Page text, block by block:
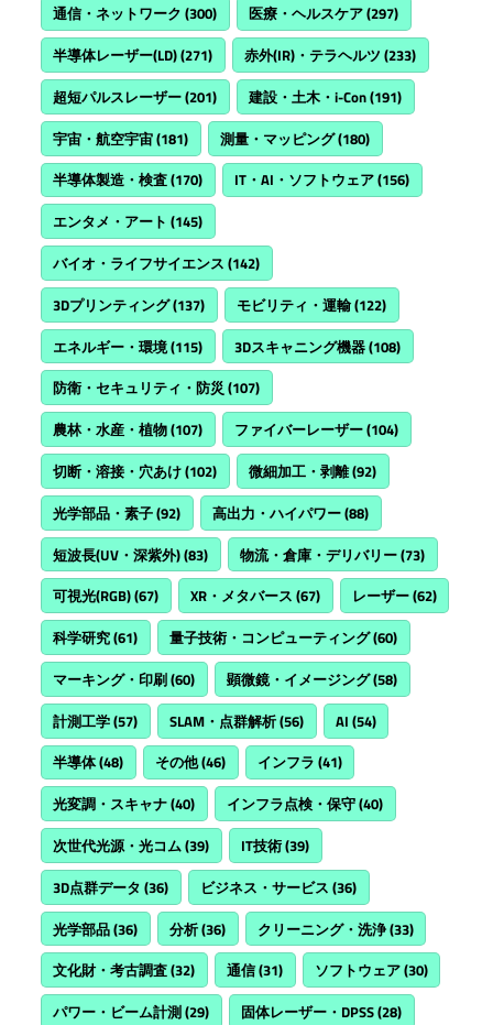
通信・ネットワーク (300) 医療・ヘルスケア(297)
半導体レーザー(LD)(271) 赤外(IR)・テラヘルツ (233)
超短パルスレーザー(201) 建設・土木・i-Con(191)
宇宙・航空宇宙(181) 測量・マッピング(180)
半導体製造・検査(170) IT・AI・ソフトウェア(156)
エンタメ・アート (145)
バイオ・ライフサイエンス (142)
3Dプリンティング(137) モビリティ・運輸(122)
エネルギー・環境(115) 3Dスキャニング機器(108)
防衛・セキュリティ・防災(107)
農林・水産・植物(107) ファイバーレーザー(104)
切断・溶接・穴あけ(102) 微細加工・剥離(92)
光学部品・素子(92) 高出力・ハイパワー(88)
短波長(UV・深紫外)(83) 物流・倉庫・デリバリー(73)
可視光(RGB)(67) XR・メタバース (67) レーザー(62)
科学研究(61) 量子技術・コンピューティング(60)
マーキング・印刷(60) 顕微鏡・イメージング(58)
計測工学(57) SLAM・点群解析(56) AI (54)
半導体(48) その他(46) インフラ (41)
光変調・スキャナ(40) インフラ点検・保守(40)
次世代光源・光コム(39) IT技術(39)
3D点群データ (36) ビジネス・サービス (36)
光学部品(36) 分析(36) クリーニング・洗浄(33)
文化財・考古調査(32) 通信(31) ソフトウェア(30)
パワー・ビーム計測(29) 固体レーザー・DPSS(28)